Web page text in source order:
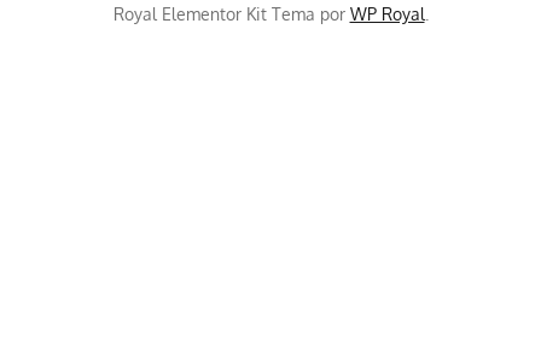
Royal Elementor Kit Tema por WP Royal